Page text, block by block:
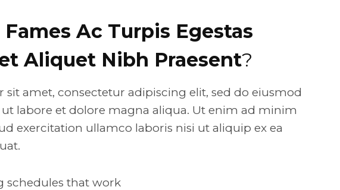
Fames Ac Turpis Egestas
Aliquet Nibh Praesent?
sit amet, consectetur adipiscing elit, sed do eiusmod
labore et dolore magna aliqua. Ut enim ad minim
exercitation ullamco laboris nisi ut aliquip ex ea
schedules that work